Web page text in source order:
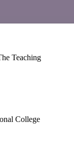
Teaching
College